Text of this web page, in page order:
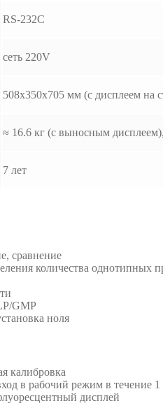
RS-232C
сеть 220V
508х350х705 мм (с дисплеем на
≈ 16.6 кг (с выносным
7 лет
сравнение
количества однотипных
GMP
ноля
калибровка
в рабочий режим в течение
дисплей